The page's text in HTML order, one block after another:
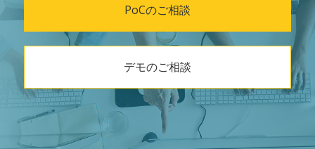
PoCのご相談
デモのご相談